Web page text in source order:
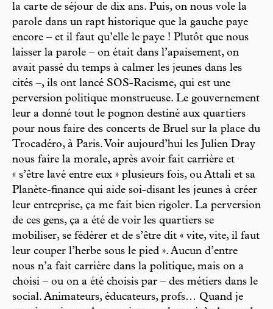
la carte de séjour de dix ans. Puis, on nous vole la
parole dans un rapt historique que la gauche paye
encore – et il faut qu’elle le paye ! Plutôt que nous
laisser la parole – on était dans l’apaisement, on
avait passé du temps à calmer les jeunes dans les
cités –, ils ont lancé SOS-Racisme, qui est une
perversion politique monstrueuse. Le gouvernement
leur a donné tout le pognon destiné aux quartiers
pour nous faire des concerts de Bruel sur la place du
Trocadéro, à Paris. Voir aujourd’hui les Julien Dray
nous faire la morale, après avoir fait carrière et
« s’être lavé entre eux » plusieurs fois, ou Attali et sa
Planète-finance qui aide soi-disant les jeunes à créer
leur entreprise, ça me fait bien rigoler. La perversion
de ces gens, ça a été de voir les quartiers se
mobiliser, se fédérer et de s’être dit « vite, vite, il faut
leur couper l’herbe sous le pied ». Aucun d’entre
nous n’a fait carrière dans la politique, mais on a
choisi – ou on a été choisis par – des métiers dans le
social. Animateurs, éducateurs, profs… Quand je